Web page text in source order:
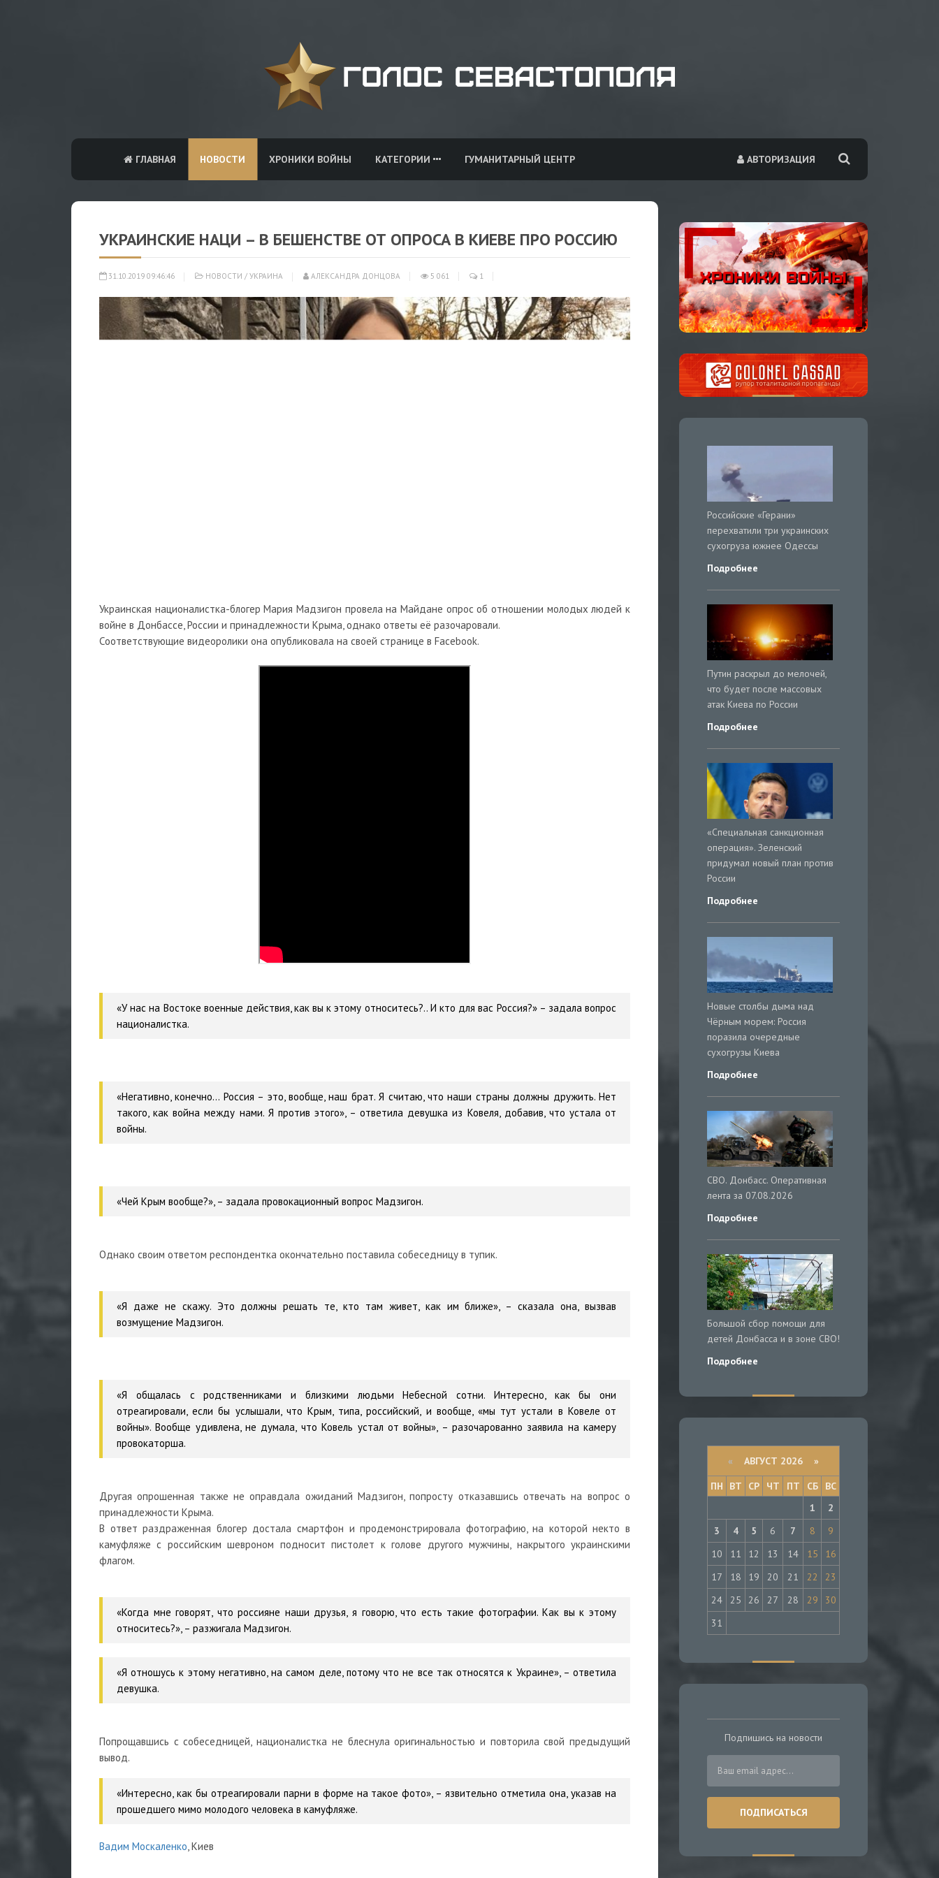
АВТОРИЗАЦИЯ
ГЛАВНАЯ НОВОСТИ ХРОНИКИ ВОЙНЫ КАТЕГОРИИ ГУМАНИТАРНЫЙ ЦЕНТР
УКРАИНСКИЕ НАЦИ – В БЕШЕНСТВЕ ОТ ОПРОСА В КИЕВЕ ПРО РОССИЮ
31.10.2019 09:46:46 НОВОСТИ / УКРАИНА АЛЕКСАНДРА ДОНЦОВА 5 061 1
Украинская националистка-блогер Мария Мадзигон провела на Майдане опрос об отношении молодых людей к
войне в Донбассе, России и принадлежности Крыма, однако ответы её разочаровали.
Соответствующие видеоролики она опубликовала на своей странице в Facebook.
«У нас на Востоке военные действия, как вы к этому относитесь?.. И кто для вас Россия?» – задала вопрос
националистка.
«Негативно, конечно… Россия – это, вообще, наш брат. Я считаю, что наши страны должны дружить. Нет
такого, как война между нами. Я против этого», – ответила девушка из Ковеля, добавив, что устала от
войны.
«Чей Крым вообще?», – задала провокационный вопрос Мадзигон.
Однако своим ответом респондентка окончательно поставила собеседницу в тупик.
«Я даже не скажу. Это должны решать те, кто там живет, как им ближе», – сказала она, вызвав
возмущение Мадзигон.
«Я общалась с родственниками и близкими людьми Небесной сотни. Интересно, как бы они
отреагировали, если бы услышали, что Крым, типа, российский, и вообще, «мы тут устали в Ковеле от
войны». Вообще удивлена, не думала, что Ковель устал от войны», – разочарованно заявила на камеру
провокаторша.
Другая опрошенная также не оправдала ожиданий Мадзигон, попросту отказавшись отвечать на вопрос о
принадлежности Крыма.
В ответ раздраженная блогер достала смартфон и продемонстрировала фотографию, на которой некто в
камуфляже с российским шевроном подносит пистолет к голове другого мужчины, накрытого украинскими
флагом.
«Когда мне говорят, что россияне наши друзья, я говорю, что есть такие фотографии. Как вы к этому
относитесь?», – разжигала Мадзигон.
«Я отношусь к этому негативно, на самом деле, потому что не все так относятся к Украине», – ответила
девушка.
Попрощавшись с собеседницей, националистка не блеснула оригинальностью и повторила свой предыдущий
вывод.
«Интересно, как бы отреагировали парни в форме на такое фото», – язвительно отметила она, указав на
прошедшего мимо молодого человека в камуфляже.
Вадим Москаленко, Киев
Российские «Герани»
перехватили три украинских
сухогруза южнее Одессы
Подробнее
Путин раскрыл до мелочей,
что будет после массовых
атак Киева по России
Подробнее
«Специальная санкционная
операция». Зеленский
придумал новый план против
России
Подробнее
Новые столбы дыма над
Чёрным морем: Россия
поразила очередные
сухогрузы Киева
Подробнее
СВО. Донбасс. Оперативная
лента за 07.08.2026
Подробнее
Большой сбор помощи для
детей Донбасса и в зоне СВО!
Подробнее
« АВГУСТ 2026 »
ПН
ВТ СР ЧТ ПТ СБ
ВС
1
2
3
4 5 6 7 8
9
10
11 12 13 14 15
16
17
18 19 20 21 22
23
24
25 26 27 28 29
30
31
Подпишись на новости